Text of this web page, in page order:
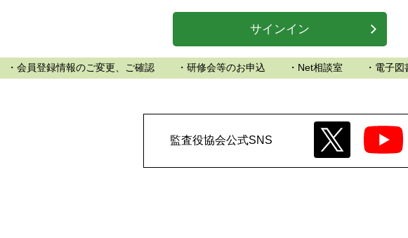
サインイン
・会員登録情報のご変更、ご確認 ・研修会等のお申込 ・Net相談室 ・電子
監査役協会公式SNS